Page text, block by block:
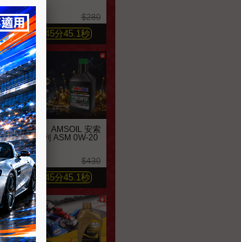
$245 $280
2天18時 45分43.3秒
【汽車機油】AMSOIL 安索
經典簽名系列 ASM 0W-20
全合成機油
$370 $430
2天18 45分43.3秒